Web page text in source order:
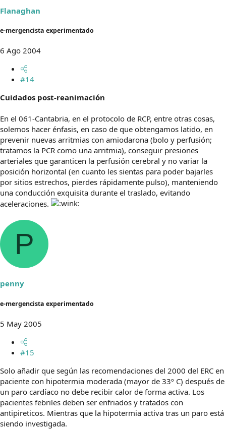
Flanaghan
e-mergencista experimentado
6 Ago 2004
#14
Cuidados post-reanimación
En el 061-Cantabria, en el protocolo de RCP, entre otras cosas,
solemos hacer énfasis, en caso de que obtengamos latido, en
prevenir nuevas arritmias con amiodarona (bolo y perfusión;
tratamos la PCR como una arritmia), conseguir presiones
arteriales que garanticen la perfusión cerebral y no variar la
posición horizontal (en cuanto les sientas para poder bajarles
por sitios estrechos, pierdes rápidamente pulso), manteniendo
una conducción exquisita durante el traslado, evitando
aceleraciones.
P
penny
e-mergencista experimentado
5 May 2005
#15
Solo añadir que según las recomendaciones del 2000 del ERC en
paciente con hipotermia moderada (mayor de 33º C) después de
un paro cardíaco no debe recibir calor de forma activa. Los
pacientes febriles deben ser enfriados y tratados con
antipireticos. Mientras que la hipotermia activa tras un paro está
siendo investigada.